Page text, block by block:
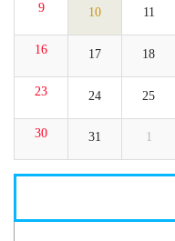
9 10 11
16 17 18
23 24 25
30 31 1